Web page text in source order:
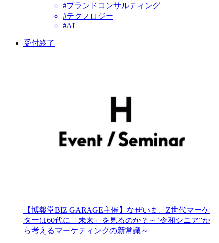
#ブランドコンサルティング
#テクノロジー
#AI
受付終了
【博報堂BIZ GARAGE主催】なぜいま、Z世代マーケ
ターは60代に「未来」を見るのか？～“令和シニア”か
ら考えるマーケティングの新常識～